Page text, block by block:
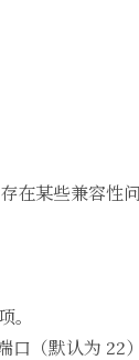
在某些兼容性问
。
口（默认为 22